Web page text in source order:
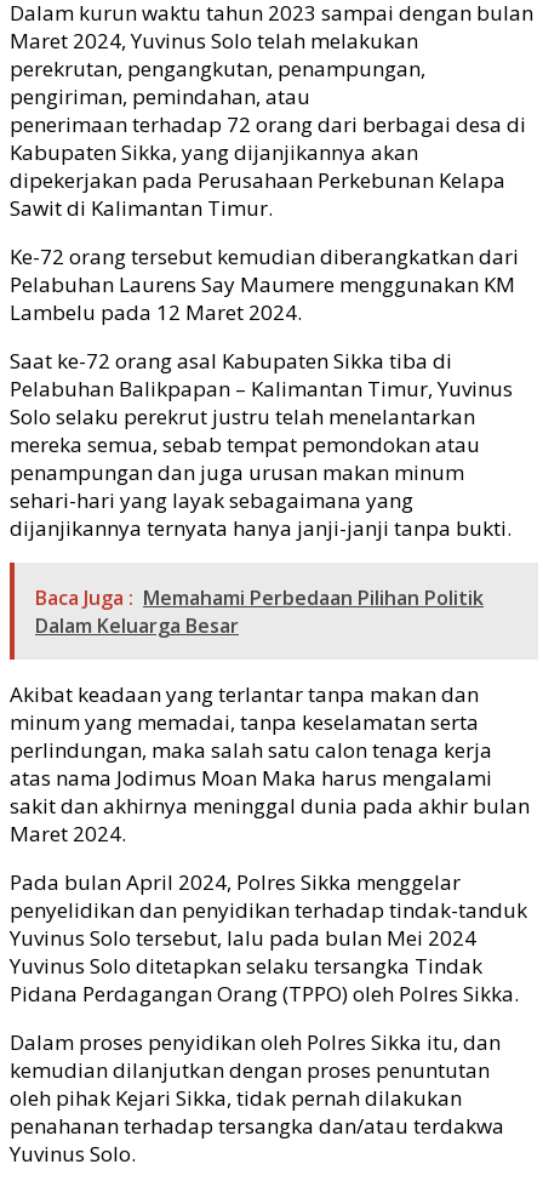
Dalam kurun waktu tahun 2023 sampai dengan bulan
Maret 2024, Yuvinus Solo telah melakukan
perekrutan, pengangkutan, penampungan,
pengiriman, pemindahan, atau
penerimaan terhadap 72 orang dari berbagai desa di
Kabupaten Sikka, yang dijanjikannya akan
dipekerjakan pada Perusahaan Perkebunan Kelapa
Sawit di Kalimantan Timur.
Ke-72 orang tersebut kemudian diberangkatkan dari
Pelabuhan Laurens Say Maumere menggunakan KM
Lambelu pada 12 Maret 2024.
Saat ke-72 orang asal Kabupaten Sikka tiba di
Pelabuhan Balikpapan – Kalimantan Timur, Yuvinus
Solo selaku perekrut justru telah menelantarkan
mereka semua, sebab tempat pemondokan atau
penampungan dan juga urusan makan minum
sehari-hari yang layak sebagaimana yang
dijanjikannya ternyata hanya janji-janji tanpa bukti.
Baca Juga : Memahami Perbedaan Pilihan Politik
Dalam Keluarga Besar
Akibat keadaan yang terlantar tanpa makan dan
minum yang memadai, tanpa keselamatan serta
perlindungan, maka salah satu calon tenaga kerja
atas nama Jodimus Moan Maka harus mengalami
sakit dan akhirnya meninggal dunia pada akhir bulan
Maret 2024.
Pada bulan April 2024, Polres Sikka menggelar
penyelidikan dan penyidikan terhadap tindak-tanduk
Yuvinus Solo tersebut, lalu pada bulan Mei 2024
Yuvinus Solo ditetapkan selaku tersangka Tindak
Pidana Perdagangan Orang (TPPO) oleh Polres Sikka.
Dalam proses penyidikan oleh Polres Sikka itu, dan
kemudian dilanjutkan dengan proses penuntutan
oleh pihak Kejari Sikka, tidak pernah dilakukan
penahanan terhadap tersangka dan/atau terdakwa
Yuvinus Solo.